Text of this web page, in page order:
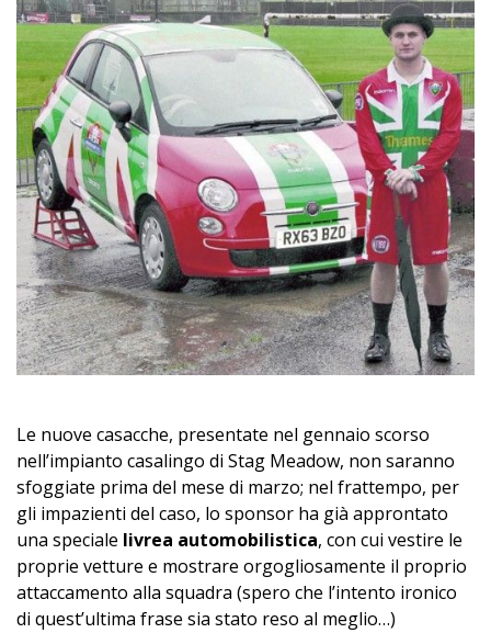
Le nuove casacche, presentate nel gennaio scorso
nell’impianto casalingo di Stag Meadow, non saranno
sfoggiate prima del mese di marzo; nel frattempo, per
gli impazienti del caso, lo sponsor ha già approntato
una speciale livrea automobilistica, con cui vestire le
proprie vetture e mostrare orgogliosamente il proprio
attaccamento alla squadra (spero che l’intento ironico
di quest’ultima frase sia stato reso al meglio…)